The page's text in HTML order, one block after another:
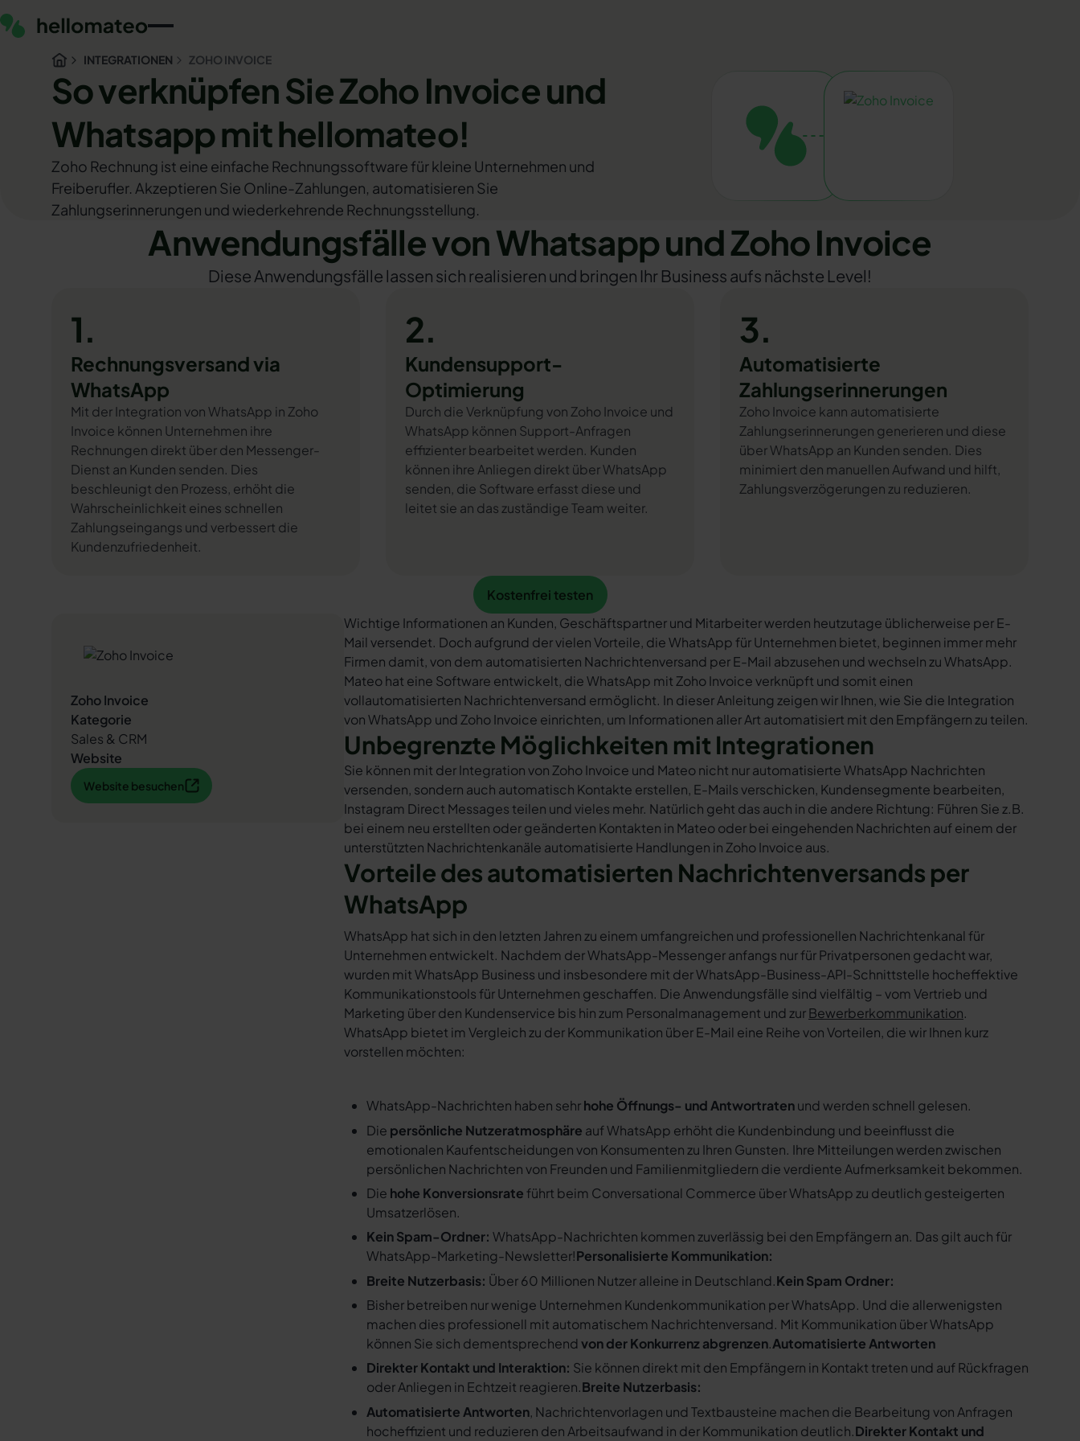
INTEGRATIONEN ZOHO INVOICE
So verknüpfen Sie Zoho Invoice und
Whatsapp mit hellomateo!
Zoho Rechnung ist eine einfache Rechnungssoftware für kleine Unternehmen und
Freiberufler. Akzeptieren Sie Online-Zahlungen, automatisieren Sie
Zahlungserinnerungen und wiederkehrende Rechnungsstellung.
Anwendungsfälle von Whatsapp und Zoho Invoice
Diese Anwendungsfälle lassen sich realisieren und bringen Ihr Business aufs nächste Level!
1.
Rechnungsversand via
WhatsApp
Mit der Integration von WhatsApp in Zoho
Invoice können Unternehmen ihre
Rechnungen direkt über den Messenger-
Dienst an Kunden senden. Dies
beschleunigt den Prozess, erhöht die
Wahrscheinlichkeit eines schnellen
Zahlungseingangs und verbessert die
Kundenzufriedenheit.
2.
Kundensupport-
Optimierung
Durch die Verknüpfung von Zoho Invoice und
WhatsApp können Support-Anfragen
effizienter bearbeitet werden. Kunden
können ihre Anliegen direkt über WhatsApp
senden, die Software erfasst diese und
leitet sie an das zuständige Team weiter.
3.
Automatisierte
Zahlungserinnerungen
Zoho Invoice kann automatisierte
Zahlungserinnerungen generieren und diese
über WhatsApp an Kunden senden. Dies
minimiert den manuellen Aufwand und hilft,
Zahlungsverzögerungen zu reduzieren.
Kostenfrei testen
Kostenfrei testen
Zoho Invoice
Kategorie
Sales & CRM
Website
Website besuchen
Website besuchen
Wichtige Informationen an Kunden, Geschäftspartner und Mitarbeiter werden heutzutage üblicherweise per E-
Mail versendet. Doch aufgrund der vielen Vorteile, die WhatsApp für Unternehmen bietet, beginnen immer mehr
Firmen damit, von dem automatisierten Nachrichtenversand per E-Mail abzusehen und wechseln zu WhatsApp.
Mateo hat eine Software entwickelt, die WhatsApp mit Zoho Invoice verknüpft und somit einen
vollautomatisierten Nachrichtenversand ermöglicht. In dieser Anleitung zeigen wir Ihnen, wie Sie die Integration
von WhatsApp und Zoho Invoice einrichten, um Informationen aller Art automatisiert mit den Empfängern zu teilen.
Unbegrenzte Möglichkeiten mit Integrationen
Sie können mit der Integration von Zoho Invoice und Mateo nicht nur automatisierte WhatsApp Nachrichten
versenden, sondern auch automatisch Kontakte erstellen, E-Mails verschicken, Kundensegmente bearbeiten,
Instagram Direct Messages teilen und vieles mehr. Natürlich geht das auch in die andere Richtung: Führen Sie z.B.
bei einem neu erstellten oder geänderten Kontakten in Mateo oder bei eingehenden Nachrichten auf einem der
unterstützten Nachrichtenkanäle automatisierte Handlungen in Zoho Invoice aus.
Vorteile des automatisierten Nachrichtenversands per
WhatsApp
WhatsApp hat sich in den letzten Jahren zu einem umfangreichen und professionellen Nachrichtenkanal für
Unternehmen entwickelt. Nachdem der WhatsApp-Messenger anfangs nur für Privatpersonen gedacht war,
wurden mit WhatsApp Business und insbesondere mit der WhatsApp-Business-API-Schnittstelle hocheffektive
Kommunikationstools für Unternehmen geschaffen. Die Anwendungsfälle sind vielfältig – vom Vertrieb und
Marketing über den Kundenservice bis hin zum Personalmanagement und zurBewerberkommunikation.
WhatsApp bietet im Vergleich zu der Kommunikation über E-Mail eine Reihe von Vorteilen, die wir Ihnen kurz
vorstellen möchten:
WhatsApp-Nachrichten haben sehrhohe Öffnungs- und Antwortratenund werden schnell gelesen.
Die persönliche Nutzeratmosphäre auf WhatsApp erhöht die Kundenbindung und beeinflusst die
emotionalen Kaufentscheidungen von Konsumenten zu Ihren Gunsten. Ihre Mitteilungen werden zwischen
persönlichen Nachrichten von Freunden und Familienmitgliedern die verdiente Aufmerksamkeit bekommen.
Die hohe Konversionsrate führt beim Conversational Commerce über WhatsApp zu deutlich gesteigerten
Umsatzerlösen.
Kein Spam-Ordner: WhatsApp-Nachrichten kommen zuverlässig bei den Empfängern an. Das gilt auch für
WhatsApp-Marketing-Newsletter!Personalisierte Kommunikation:
Breite Nutzerbasis: Über 60 Millionen Nutzer alleine in Deutschland.Kein Spam Ordner:
Bisher betreiben nur wenige Unternehmen Kundenkommunikation per WhatsApp. Und die allerwenigsten
machen dies professionell mit automatischem Nachrichtenversand. Mit Kommunikation über WhatsApp
können Sie sich dementsprechendvon der Konkurrenz abgrenzen.Automatisierte Antworten
Direkter Kontakt und Interaktion: Sie können direkt mit den Empfängern in Kontakt treten und auf Rückfragen
oder Anliegen in Echtzeit reagieren.Breite Nutzerbasis:
Automatisierte Antworten, Nachrichtenvorlagen und Textbausteine machen die Bearbeitung von Anfragen
hocheffizient und reduzieren den Arbeitsaufwand in der Kommunikation deutlich.Direkter Kontakt und